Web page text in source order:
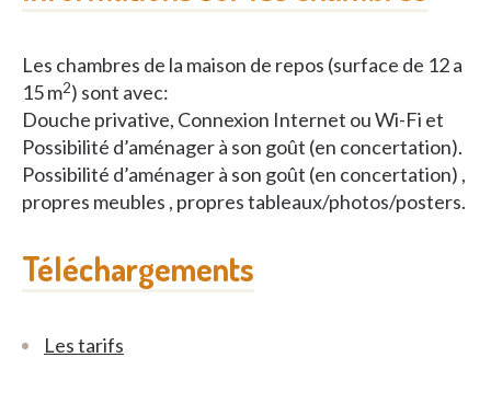
Les chambres de la maison de repos (surface de 12 a
15 m2) sont avec:
Douche privative, Connexion Internet ou Wi-Fi et
Possibilité d’aménager à son goût (en concertation).
Possibilité d’aménager à son goût (en concertation) ,
propres meubles , propres tableaux/photos/posters.
Téléchargements
Les tarifs